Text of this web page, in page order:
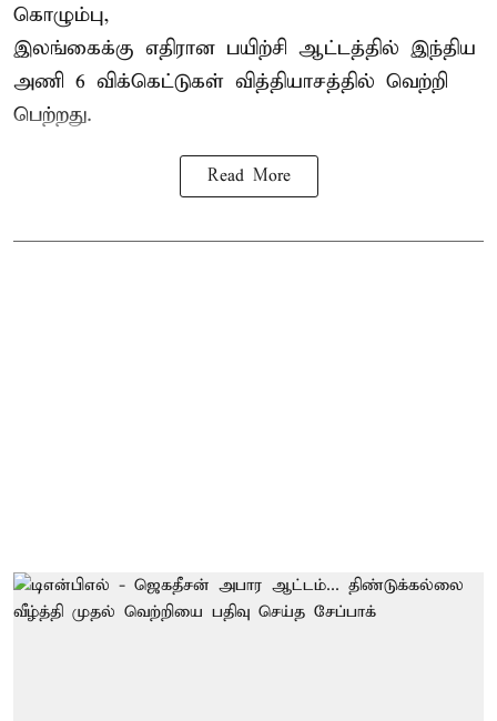
கொழும்பு,
இலங்கைக்கு எதிரான பயிற்சி ஆட்டத்தில் இந்திய
அணி 6 விக்கெட்டுகள் வித்தியாசத்தில் வெற்றி
பெற்றது.
Read More